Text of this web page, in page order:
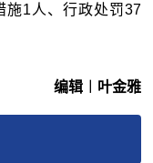
施1人、行政处罚37
编辑︱叶金雅